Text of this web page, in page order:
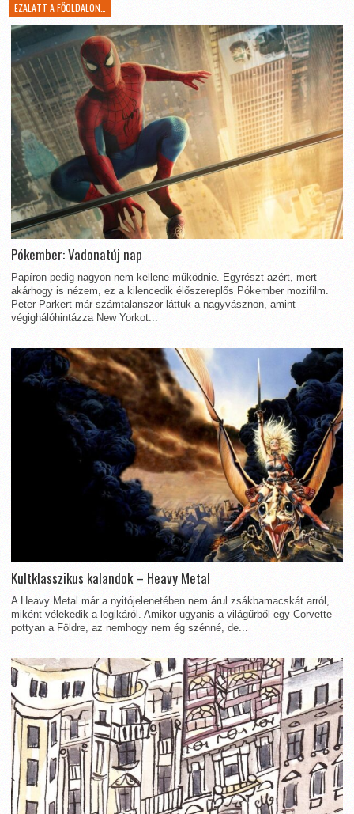
EZALATT A FŐOLDALON…
Pókember: Vadonatúj nap
Papíron pedig nagyon nem kellene működnie. Egyrészt azért, mert
akárhogy is nézem, ez a kilencedik élőszereplős Pókember mozifilm.
Peter Parkert már számtalanszor láttuk a nagyvásznon, amint
végighálóhintázza New Yorkot...
Kultklasszikus kalandok – Heavy Metal
A Heavy Metal már a nyitójelenetében nem árul zsákbamacskát arról,
miként vélekedik a logikáról. Amikor ugyanis a világűrből egy Corvette
pottyan a Földre, az nemhogy nem ég szénné, de...